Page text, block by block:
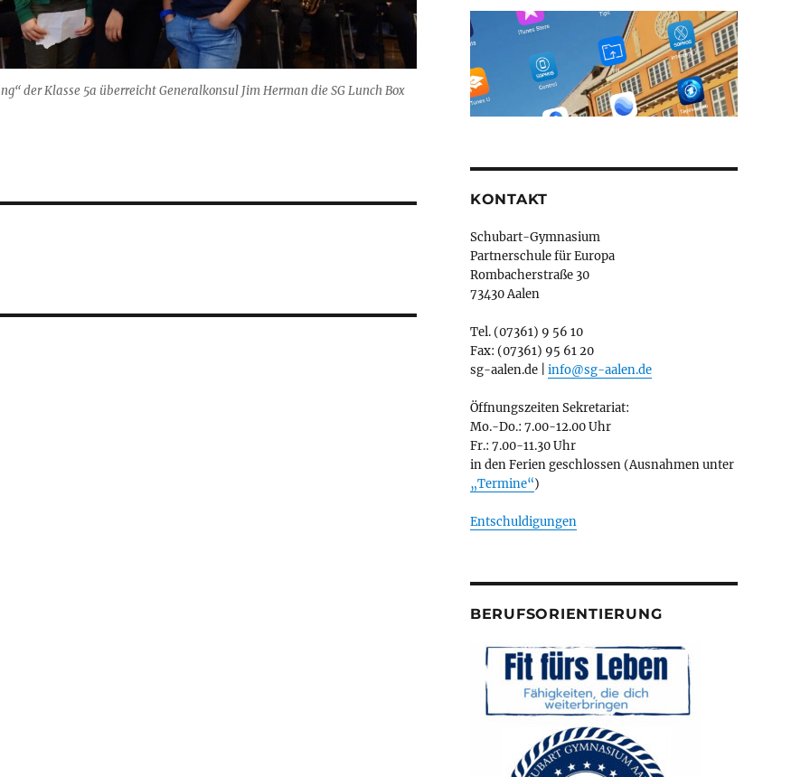
der Klasse 5a überreicht Generalkonsul Jim Herman die SG Lunch Box
KONTAKT
Schubart-Gymnasium
Partnerschule für Europa
Rombacherstraße 30
73430 Aalen
Tel. (07361) 9 56 10
Fax: (07361) 95 61 20
sg-aalen.de | info@sg-aalen.de
Öffnungszeiten Sekretariat:
Mo.-Do.: 7.00-12.00 Uhr
Fr.: 7.00-11.30 Uhr
in den Ferien geschlossen (Ausnahmen unter
„Termine“)
Entschuldigungen
BERUFSORIENTIERUNG